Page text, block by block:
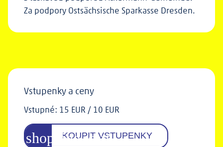
Za podpory Ostsächsische Sparkasse Dresden.
Vstupenky a ceny
Vstupné: 15 EUR / 10 EUR
KOUPIT VSTUPENKY